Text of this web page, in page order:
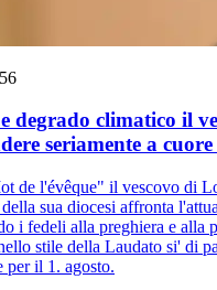
degrado climatico il
seriamente a
de l'évêque" il vescovo di
sua diocesi affronta
i fedeli alla preghiera e alla
stile della Laudato si' di
per il 1. agosto.